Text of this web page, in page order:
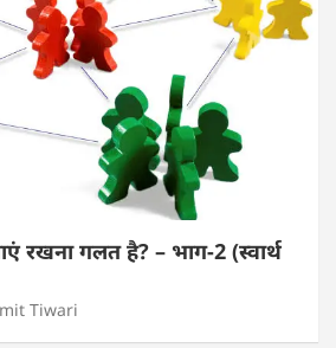
रखना गलत है? – भाग-2 (स्वार्थ
Tiwari